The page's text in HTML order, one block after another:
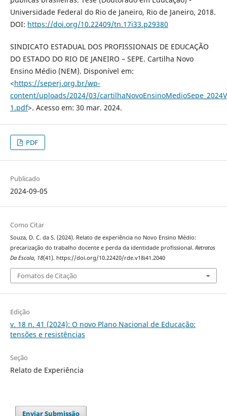
Universidade Federal do Rio de Janeiro, Rio de Janeiro, 2018.
DOI: https://doi.org/10.22409/tn.17i33.p29380
SINDICATO ESTADUAL DOS PROFISSIONAIS DE EDUCAÇÃO
DO ESTADO DO RIO DE JANEIRO – SEPE. Cartilha Novo
Ensino Médio (NEM). Disponível em:
<https://seperj.org.br/wp-
content/uploads/2024/03/
1.pdf>. Acesso em: 30 mar. 2024.
PDF
Publicado
2024-09-05
Como Citar
Souza, D. C. da S. (2024). Relato de experiência no Novo Ensino Médio:
precarização do trabalho docente e perda da identidade profissional. Retratos
Da Escola, 18(41). https://doi.org/10.22420/rde.v18i41.2040
Fomatos de Citação
Edição
v. 18 n. 41 (2024): O novo Plano Nacional de Educação:
tensões e resistências
Seção
Relato de Experiência
Enviar Submissão